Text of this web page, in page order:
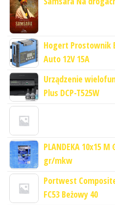
Hogert Prostownik
Auto 12V 15A
Urządzenie
Plus DCP-T525W
PLANDEKA 10x15 M
gr/mkw
Portwest
FC53 Beżowy 40